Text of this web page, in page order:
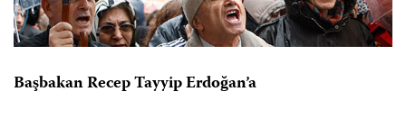
Başbakan Recep Tayyip Erdoğan’a